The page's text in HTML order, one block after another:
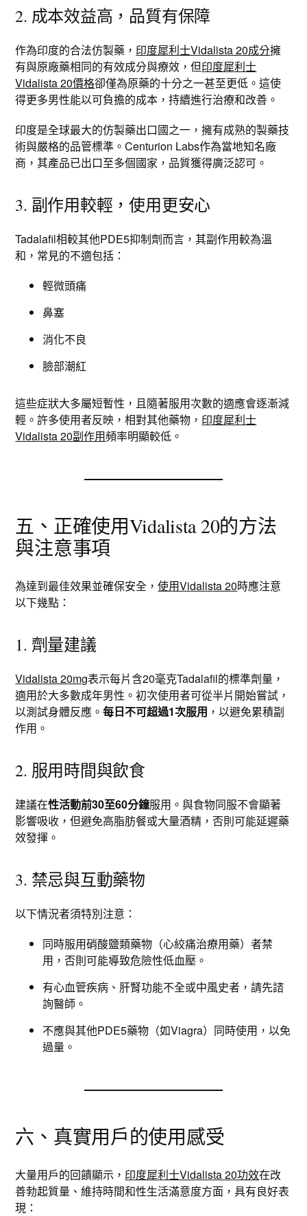
2. 成本效益高，品質有保障
作為印度的合法仿製藥， 印度犀利士Vidalista 20成分擁
有與原廠藥相同的有效成分與療效，但印度犀利士
Vidalista 20價格卻僅為原藥的十分之一甚至更低。這使
得更多男性能以可負擔的成本，持續進行治療和改善。
印度是全球最大的仿製藥出口國之一，擁有成熟的製藥技
術與嚴格的品管標準。Centurion Labs作為當地知名廠
商，其產品已出口至多個國家，品質獲得廣泛認可。
3. 副作用較輕，使用更安心
Tadalafil相較其他PDE5抑制劑而言，其副作用較為溫
和，常見的不適包括：
輕微頭痛
鼻塞
消化不良
臉部潮紅
這些症狀大多屬短暫性，且隨著服用次數的適應會逐漸減
輕。許多使用者反映，相對其他藥物， 印度犀利士
Vidalista 20副作用頻率明顯較低。
五、正確使用Vidalista 20的方法
與注意事項
為達到最佳效果並確保安全，使用Vidalista 20時應注意
以下幾點：
1. 劑量建議
Vidalista 20mg表示每片含20毫克Tadalafil的標準劑量，
適用於大多數成年男性。初次使用者可從半片開始嘗試，
以測試身體反應。每日不可超過1次服用 ，以避免累積副
作用。
2. 服用時間與飲食
建議在性活動前30至60分鐘服用。與食物同服不會顯著
影響吸收，但避免高脂肪餐或大量酒精，否則可能延遲藥
效發揮。
3. 禁忌與互動藥物
以下情況者須特別注意：
同時服用硝酸鹽類藥物（心絞痛治療用藥）者禁
用，否則可能導致危險性低血壓。
有心血管疾病、肝腎功能不全或中風史者，請先諮
詢醫師。
不應與其他PDE5藥物（如Viagra）同時使用，以免
過量。
六、真實用戶的使用感受
大量用戶的回饋顯示， 印度犀利士Vidalista 20功效在改
善勃起質量、維持時間和性生活滿意度方面，具有良好表
現：